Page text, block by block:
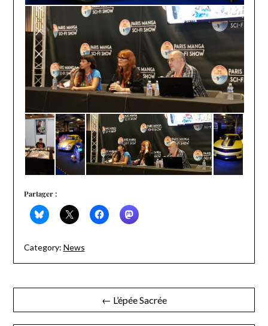
Partager :
Category: News
Navigation
de
← L’épée Sacrée